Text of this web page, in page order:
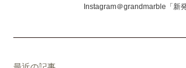
Instagram＠grandmarble「新